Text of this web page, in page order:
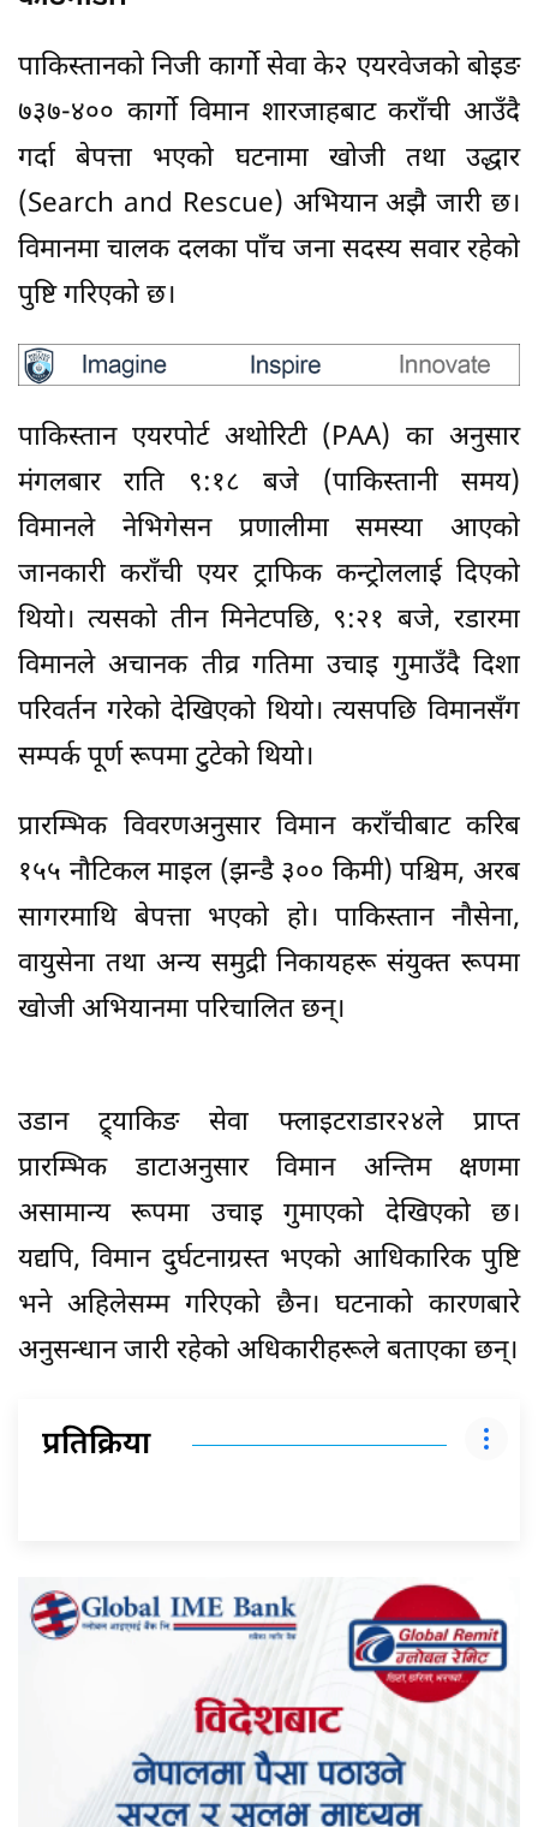
पाकिस्तानको निजी कार्गो सेवा के२ एयरवेजको बोइङ
७३७-४०० कार्गो विमान शारजाहबाट कराँची आउँदै
गर्दा बेपत्ता भएको घटनामा खोजी तथा उद्धार
(Search and Rescue) अभियान अझै जारी छ।
विमानमा चालक दलका पाँच जना सदस्य सवार रहेको
पुष्टि गरिएको छ।
पाकिस्तान एयरपोर्ट अथोरिटी (PAA) का अनुसार
मंगलबार राति ९:१८ बजे (पाकिस्तानी समय)
विमानले नेभिगेसन प्रणालीमा समस्या आएको
जानकारी कराँची एयर ट्राफिक कन्ट्रोललाई दिएको
थियो। त्यसको तीन मिनेटपछि, ९:२१ बजे, रडारमा
विमानले अचानक तीव्र गतिमा उचाइ गुमाउँदै दिशा
परिवर्तन गरेको देखिएको थियो। त्यसपछि विमानसँग
सम्पर्क पूर्ण रूपमा टुटेको थियो।
प्रारम्भिक विवरणअनुसार विमान कराँचीबाट करिब
१५५ नौटिकल माइल (झन्डै ३०० किमी) पश्चिम, अरब
सागरमाथि बेपत्ता भएको हो। पाकिस्तान नौसेना,
वायुसेना तथा अन्य समुद्री निकायहरू संयुक्त रूपमा
खोजी अभियानमा परिचालित छन्।
उडान ट्र्याकिङ सेवा फ्लाइटराडार२४ले प्राप्त
प्रारम्भिक डाटाअनुसार विमान अन्तिम क्षणमा
असामान्य रूपमा उचाइ गुमाएको देखिएको छ।
यद्यपि, विमान दुर्घटनाग्रस्त भएको आधिकारिक पुष्टि
भने अहिलेसम्म गरिएको छैन। घटनाको कारणबारे
अनुसन्धान जारी रहेको अधिकारीहरूले बताएका छन्।
प्रतिक्रिया